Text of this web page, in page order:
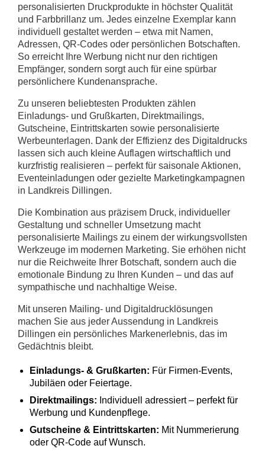
personalisierten Druckprodukte in höchster Qualität
und Farbbrillanz um. Jedes einzelne Exemplar kann
individuell gestaltet werden – etwa mit Namen,
Adressen, QR-Codes oder persönlichen Botschaften.
So erreicht Ihre Werbung nicht nur den richtigen
Empfänger, sondern sorgt auch für eine spürbar
persönlichere Kundenansprache.
Zu unseren beliebtesten Produkten zählen
Einladungs- und Grußkarten, Direktmailings,
Gutscheine, Eintrittskarten sowie personalisierte
Werbeunterlagen. Dank der Effizienz des Digitaldrucks
lassen sich auch kleine Auflagen wirtschaftlich und
kurzfristig realisieren – perfekt für saisonale Aktionen,
Eventeinladungen oder gezielte Marketingkampagnen
in Landkreis Dillingen.
Die Kombination aus präzisem Druck, individueller
Gestaltung und schneller Umsetzung macht
personalisierte Mailings zu einem der wirkungsvollsten
Werkzeuge im modernen Marketing. Sie erhöhen nicht
nur die Reichweite Ihrer Botschaft, sondern auch die
emotionale Bindung zu Ihren Kunden – und das auf
sympathische und nachhaltige Weise.
Mit unseren Mailing- und Digitaldrucklösungen
machen Sie aus jeder Aussendung in Landkreis
Dillingen ein persönliches Markenerlebnis, das im
Gedächtnis bleibt.
Einladungs- & Grußkarten: Für Firmen-Events,
Jubiläen oder Feiertage.
Direktmailings: Individuell adressiert – perfekt für
Werbung und Kundenpflege.
Gutscheine & Eintrittskarten: Mit Nummerierung
oder QR-Code auf Wunsch.